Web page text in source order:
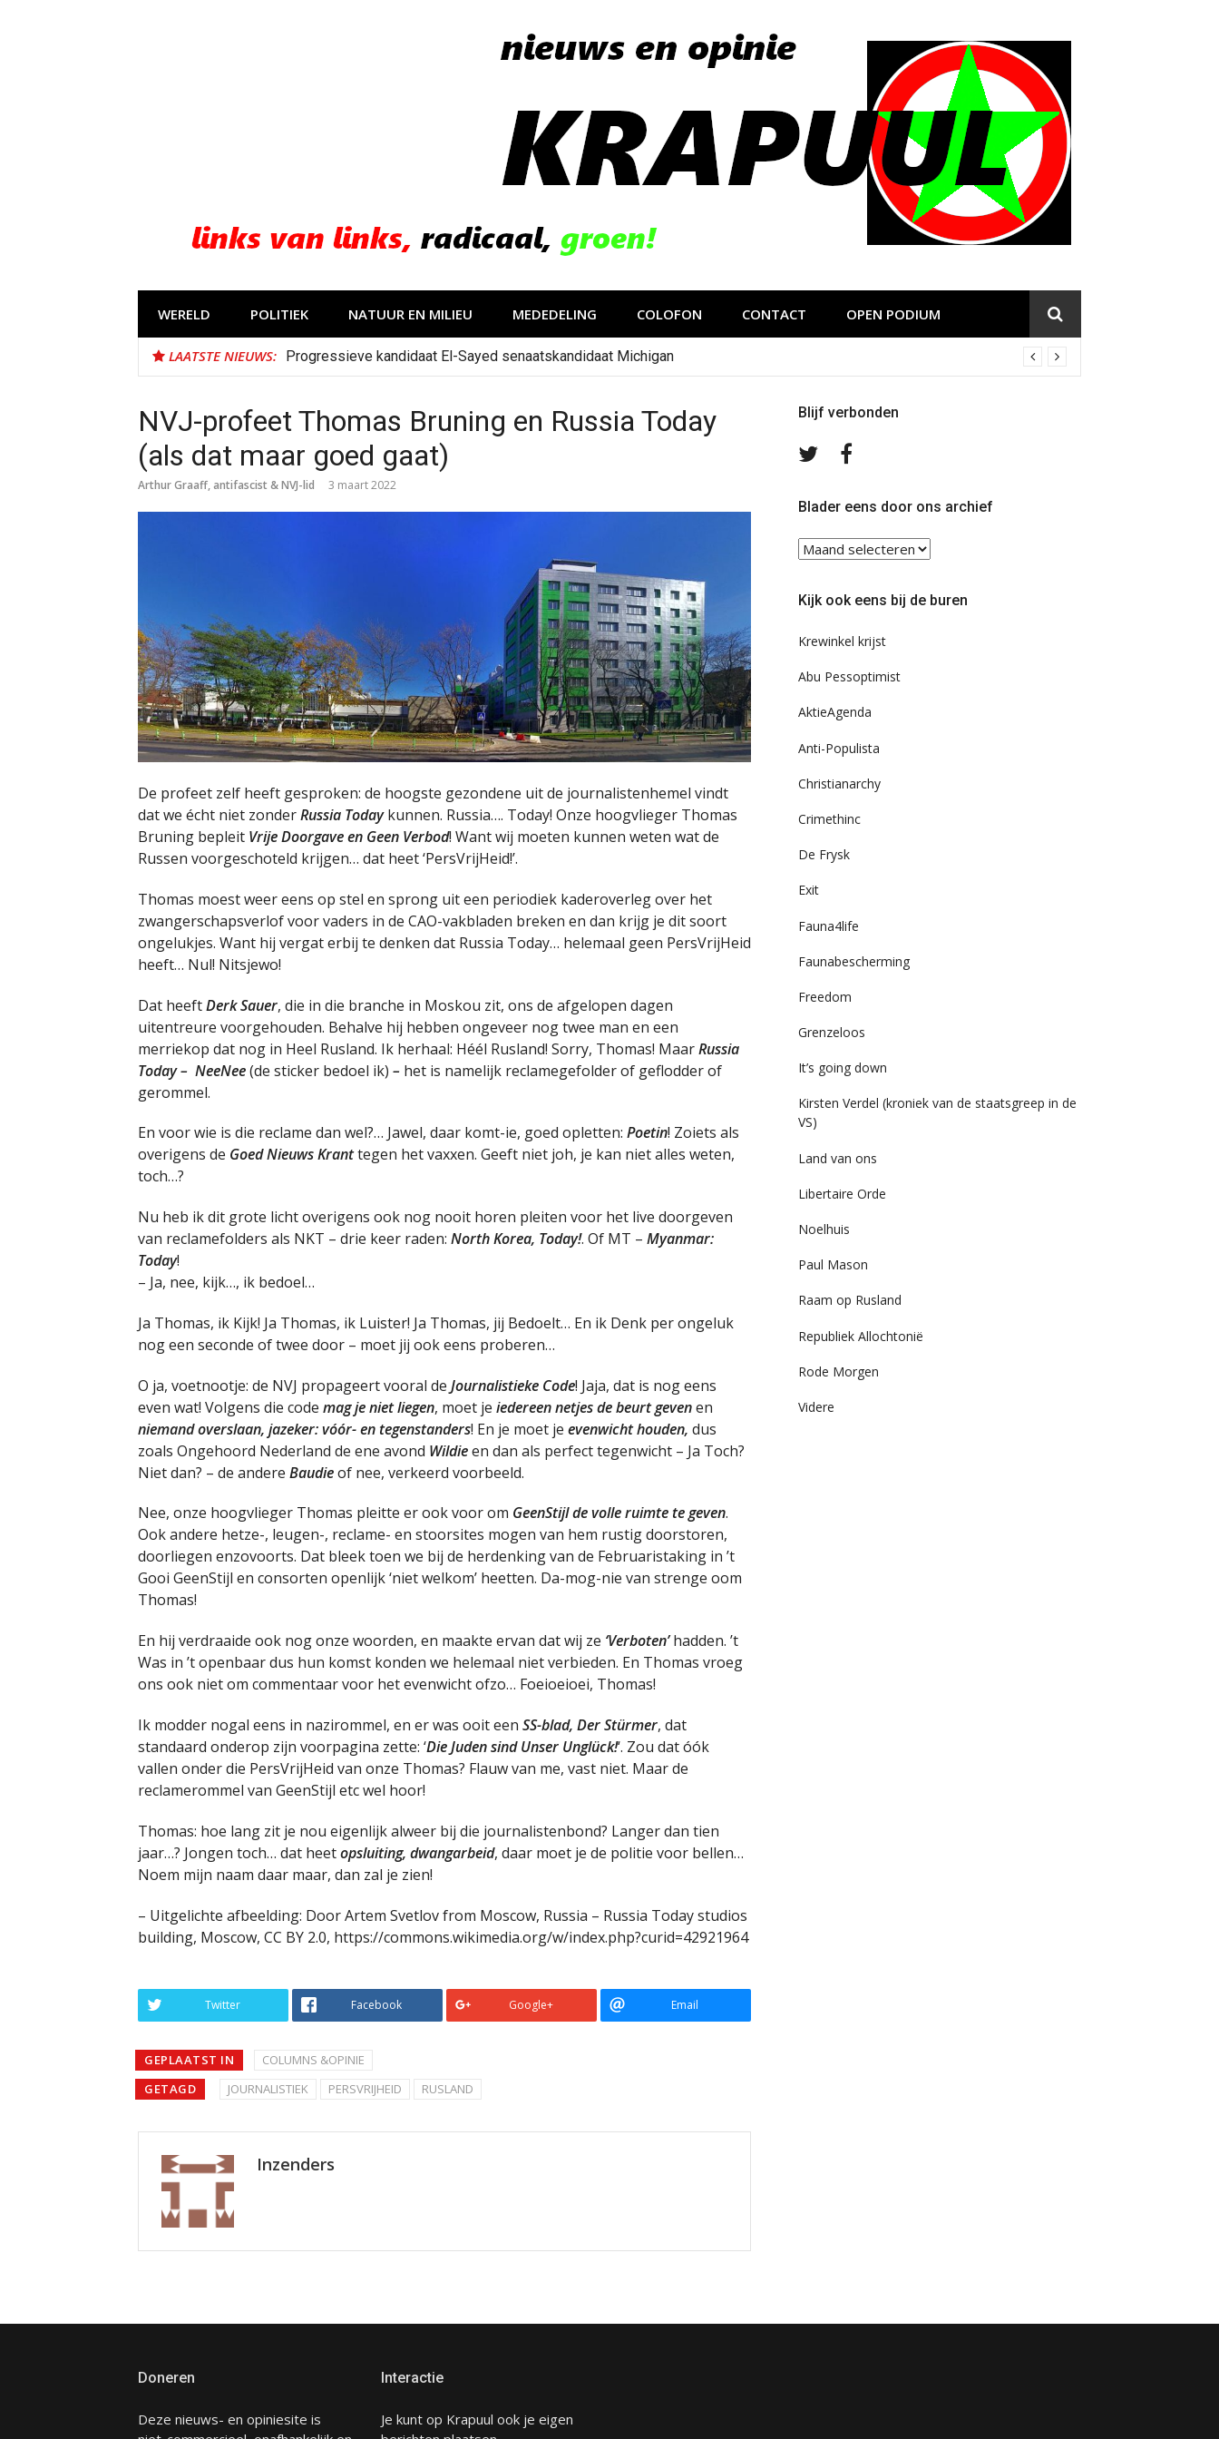
WERELD POLITIEK NATUUR EN MILIEU MEDEDELING COLOFON CONTACT OPEN PODIUM
LAATSTE NIEUWS: Progressieve kandidaat El-Sayed senaatskandidaat Michigan
NVJ-profeet Thomas Bruning en Russia Today
(als dat maar goed gaat)
Arthur Graaff, antifascist & NVJ-lid 3 maart 2022
De profeet zelf heeft gesproken: de hoogste gezondene uit de journalistenhemel vindt
dat we écht niet zonderRussia Todaykunnen. Russia…. Today! Onze hoogvlieger Thomas
Bruning bepleit Vrije Doorgave en Geen Verbod! Want wij moeten kunnen weten wat de
Russen voorgeschoteld krijgen… dat heet ‘PersVrijHeid!’.
Thomas moest weer eens op stel en sprong uit een periodiek kaderoverleg over het
zwangerschapsverlof voor vaders in de CAO-vakbladen breken en dan krijg je dit soort
ongelukjes. Want hij vergat erbij te denken dat Russia Today… helemaal geen PersVrijHeid
heeft… Nul! Nitsjewo!
Dat heeftDerk Sauer, die in die branche in Moskou zit, ons de afgelopen dagen
uitentreure voorgehouden. Behalve hij hebben ongeveer nog twee man en een
merriekop dat nog in Heel Rusland. Ik herhaal: Héél Rusland! Sorry, Thomas! MaarRussia
Today – NeeNee(de sticker bedoel ik) – het is namelijk reclamegefolder of geflodder of
gerommel.
En voor wie is die reclame dan wel?… Jawel, daar komt-ie, goed opletten: Poetin! Zoiets als
overigens de Goed Nieuws Kranttegen het vaxxen. Geeft niet joh, je kan niet alles weten,
toch…?
Nu heb ik dit grote licht overigens ook nog nooit horen pleiten voor het live doorgeven
van reclamefolders als NKT – drie keer raden: North Korea, Today!. Of MT – Myanmar:
Today!
– Ja, nee, kijk…, ik bedoel…
Ja Thomas, ik Kijk! Ja Thomas, ik Luister! Ja Thomas, jij Bedoelt… En ik Denk per ongeluk
nog een seconde of twee door – moet jij ook eens proberen…
O ja, voetnootje: de NVJ propageert vooral de Journalistieke Code! Jaja, dat is nog eens
even wat! Volgens die code mag je niet liegen, moet je iedereen netjes de beurt gevenen
niemand overslaan, jazeker: vóór- en tegenstanders! En je moet je evenwicht houden, dus
zoals Ongehoord Nederland de ene avond Wildieen dan als perfect tegenwicht – Ja Toch?
Niet dan? – de andere Baudieof nee, verkeerd voorbeeld.
Nee, onze hoogvlieger Thomas pleitte er ook voor om GeenStijl de volle ruimte te geven.
Ook andere hetze-, leugen-, reclame- en stoorsites mogen van hem rustig doorstoren,
doorliegen enzovoorts. Dat bleek toen we bij de herdenking van de Februaristaking in ’t
Gooi GeenStijl en consorten openlijk ‘niet welkom’ heetten. Da-mog-nie van strenge oom
Thomas!
En hij verdraaide ook nog onze woorden, en maakte ervan dat wij ze ‘Verboten’hadden. ’t
Was in ’t openbaar dus hun komst konden we helemaal niet verbieden. En Thomas vroeg
ons ook niet om commentaar voor het evenwicht ofzo… Foeioeioei, Thomas!
Ik modder nogal eens in nazirommel, en er was ooit een SS-blad, Der Stürmer, dat
standaard onderop zijn voorpagina zette: ‘Die Juden sind Unser Unglück!‘. Zou dat óók
vallen onder die PersVrijHeid van onze Thomas? Flauw van me, vast niet. Maar de
reclamerommel van GeenStijl etc wel hoor!
Thomas: hoe lang zit je nou eigenlijk alweer bij die journalistenbond? Langer dan tien
jaar…? Jongen toch… dat heetopsluiting, dwangarbeid, daar moet je de politie voor bellen…
Noem mijn naam daar maar, dan zal je zien!
– Uitgelichte afbeelding: Door Artem Svetlov from Moscow, Russia – Russia Today studios
building, Moscow, CC BY 2.0, https://commons.wikimedia.org/w/index.php?curid=42921964
Twitter Facebook Google+ Email
GEPLAATST IN
COLUMNS &OPINIE
GETAGD
JOURNALISTIEK PERSVRIJHEID RUSLAND
Inzenders
Blijf verbonden
Volg
TwitterFacebook
Blader eens door ons archief
Blader
eens
ons
Kijk ook eens bij de buren
Krewinkel krijst
Abu Pessoptimist
AktieAgenda
Anti-Populista
Christianarchy
Crimethinc
De Frysk
Exit
Fauna4life
Faunabescherming
Freedom
Grenzeloos
It’s going down
Kirsten Verdel (kroniek van de staatsgreep in de
VS)
Land van ons
Libertaire Orde
Noelhuis
Paul Mason
Raam op Rusland
Republiek Allochtonië
Rode Morgen
Videre
Doneren
Deze nieuws- en opiniesite is
Interactie
Je kunt op Krapuul ook je eigen